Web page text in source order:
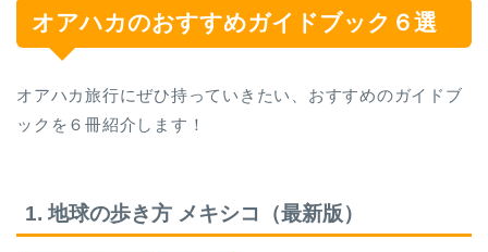
オアハカのおすすめガイドブック６選
オアハカ旅行にぜひ持っていきたい、おすすめのガイドブ
ックを６冊紹介します！
1. 地球の歩き方 メキシコ（最新版）